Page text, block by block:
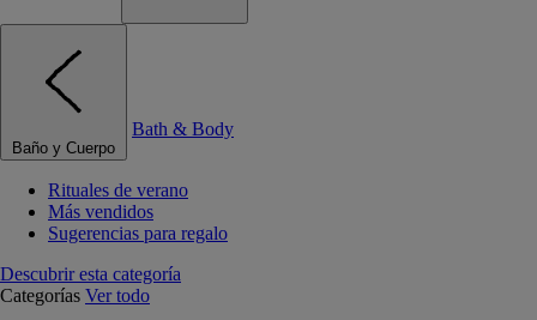
Baño y Cuerpo
Bath & Body
Rituales de verano
Más vendidos
Sugerencias para regalo
Descubrir esta categoría
Categorías Ver todo